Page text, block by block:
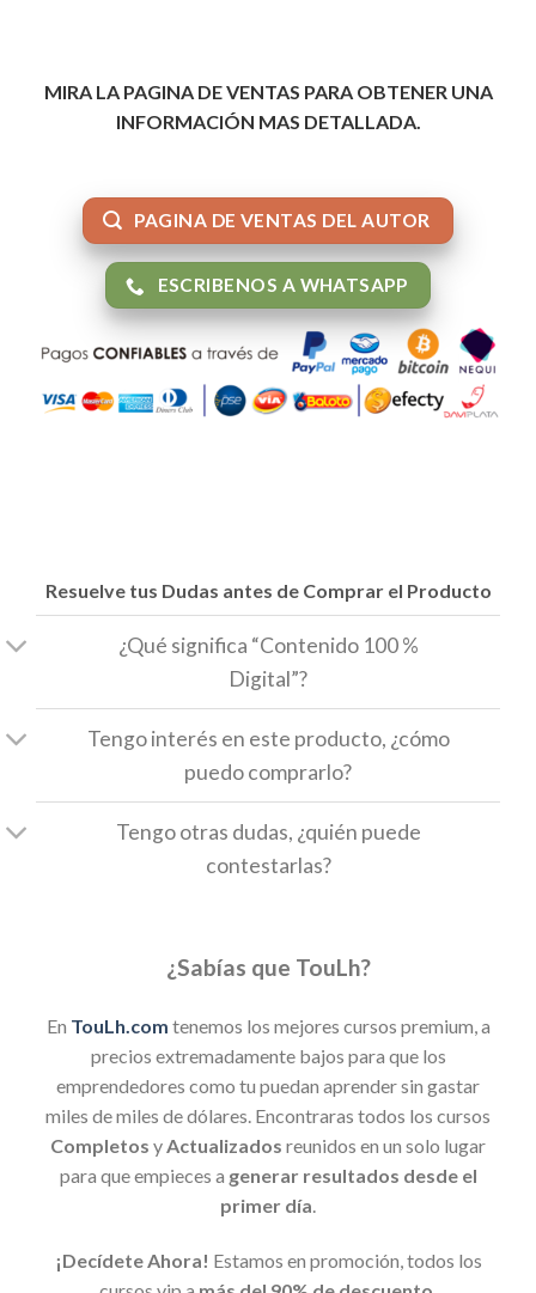
MIRA LA PAGINA DE VENTAS PARA OBTENER UNA
INFORMACIÓN MAS DETALLADA.
PAGINA DE VENTAS DEL AUTOR
ESCRIBENOS A WHATSAPP
Resuelve tus Dudas antes de Comprar el Producto
¿Qué significa “Contenido 100 %
Digital”?
Tengo interés en este producto, ¿cómo
puedo comprarlo?
Tengo otras dudas, ¿quién puede
contestarlas?
¿Sabías que TouLh?
En TouLh.com tenemos los mejores cursos premium, a
precios extremadamente bajos para que los
emprendedores como tu puedan aprender sin gastar
miles de miles de dólares. Encontraras todos los cursos
Completos yActualizados reunidos en un solo lugar
para que empieces a generar resultados desde el
primer día.
¡Decídete Ahora! Estamos en promoción, todos los